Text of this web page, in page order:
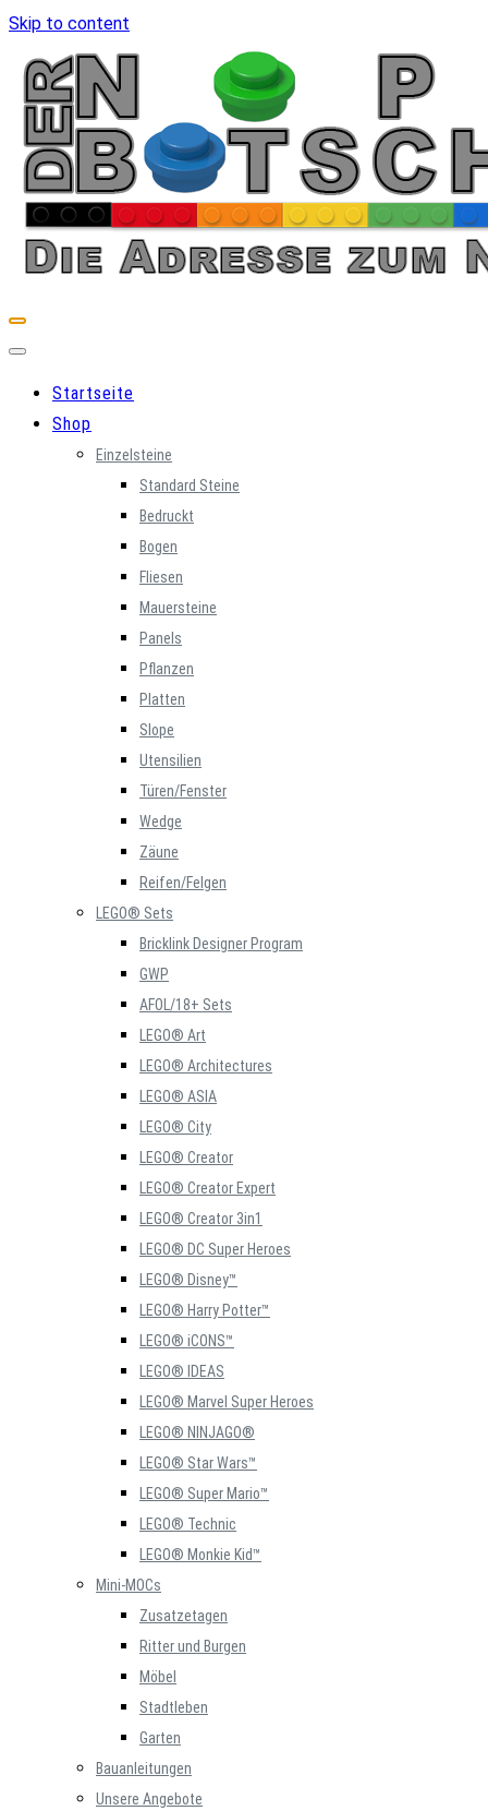
Skip to content
Startseite
Shop
Einzelsteine
Standard Steine
Bedruckt
Bogen
Fliesen
Mauersteine
Panels
Pflanzen
Platten
Slope
Utensilien
Türen/Fenster
Wedge
Zäune
Reifen/Felgen
LEGO® Sets
Bricklink Designer Program
GWP
AFOL/18+ Sets
LEGO® Art
LEGO® Architectures
LEGO® ASIA
LEGO® City
LEGO® Creator
LEGO® Creator Expert
LEGO® Creator 3in1
LEGO® DC Super Heroes
LEGO® Disney™
LEGO® Harry Potter™
LEGO® iCONS™
LEGO® IDEAS
LEGO® Marvel Super Heroes
LEGO® NINJAGO®
LEGO® Star Wars™
LEGO® Super Mario™
LEGO® Technic
LEGO® Monkie Kid™
Mini-MOCs
Zusatzetagen
Ritter und Burgen
Möbel
Stadtleben
Garten
Bauanleitungen
Unsere Angebote